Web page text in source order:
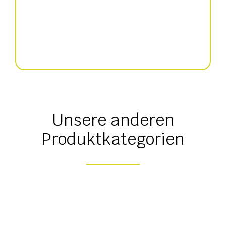
Unsere anderen
Produktkategorien